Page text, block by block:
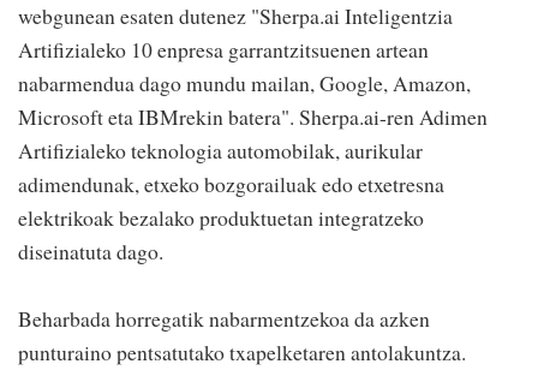
webgunean esaten dutenez "Sherpa.ai Inteligentzia
Artifizialeko 10 enpresa garrantzitsuenen artean
nabarmendua dago mundu mailan, Google, Amazon,
Microsoft eta IBMrekin batera". Sherpa.ai-ren Adimen
Artifizialeko teknologia automobilak, aurikular
adimendunak, etxeko bozgorailuak edo etxetresna
elektrikoak bezalako produktuetan integratzeko
diseinatuta dago.
Beharbada horregatik nabarmentzekoa da azken
punturaino pentsatutako txapelketaren antolakuntza.